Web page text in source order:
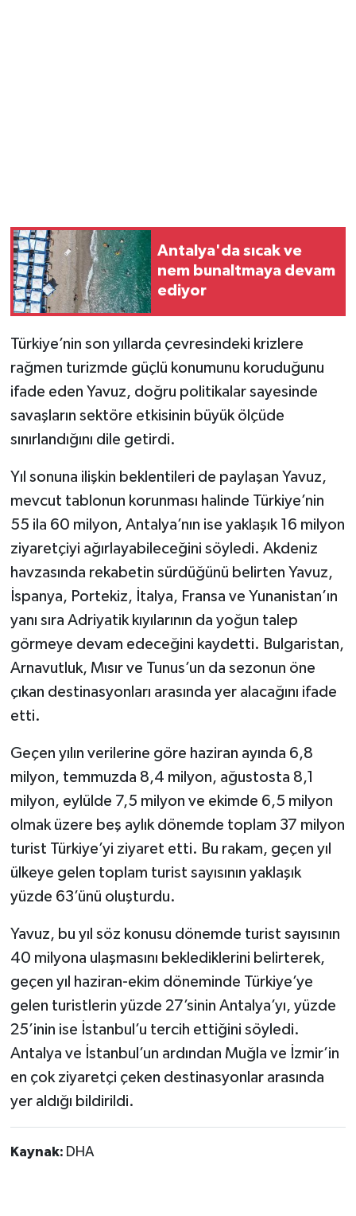
Antalya'da sıcak ve
nem bunaltmaya devam
ediyor
Türkiye’nin son yıllarda çevresindeki krizlere
rağmen turizmde güçlü konumunu koruduğunu
ifade eden Yavuz, doğru politikalar sayesinde
savaşların sektöre etkisinin büyük ölçüde
sınırlandığını dile getirdi.
Yıl sonuna ilişkin beklentileri de paylaşan Yavuz,
mevcut tablonun korunması halinde Türkiye’nin
55 ila 60 milyon, Antalya’nın ise yaklaşık 16 milyon
ziyaretçiyi ağırlayabileceğini söyledi. Akdeniz
havzasında rekabetin sürdüğünü belirten Yavuz,
İspanya, Portekiz, İtalya, Fransa ve Yunanistan’ın
yanı sıra Adriyatik kıyılarının da yoğun talep
görmeye devam edeceğini kaydetti. Bulgaristan,
Arnavutluk, Mısır ve Tunus’un da sezonun öne
çıkan destinasyonları arasında yer alacağını ifade
etti.
Geçen yılın verilerine göre haziran ayında 6,8
milyon, temmuzda 8,4 milyon, ağustosta 8,1
milyon, eylülde 7,5 milyon ve ekimde 6,5 milyon
olmak üzere beş aylık dönemde toplam 37 milyon
turist Türkiye’yi ziyaret etti. Bu rakam, geçen yıl
ülkeye gelen toplam turist sayısının yaklaşık
yüzde 63’ünü oluşturdu.
Yavuz, bu yıl söz konusu dönemde turist sayısının
40 milyona ulaşmasını beklediklerini belirterek,
geçen yıl haziran-ekim döneminde Türkiye’ye
gelen turistlerin yüzde 27’sinin Antalya’yı, yüzde
25’inin ise İstanbul’u tercih ettiğini söyledi.
Antalya ve İstanbul’un ardından Muğla ve İzmir’in
en çok ziyaretçi çeken destinasyonlar arasında
yer aldığı bildirildi.
Kaynak: DHA